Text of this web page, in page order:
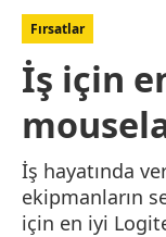
Fırsatlar
İş için
İş hayatında
ekipmanların
için en iyi